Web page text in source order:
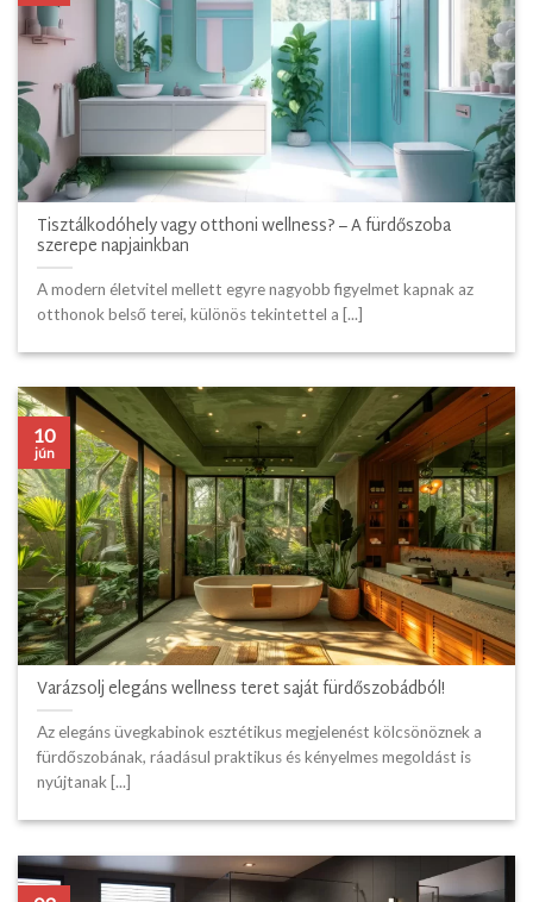
Tisztálkodóhely vagy otthoni wellness? – A fürdőszoba
szerepe napjainkban
A modern életvitel mellett egyre nagyobb figyelmet kapnak az
otthonok belső terei, különös tekintettel a [...]
Varázsolj elegáns wellness teret saját fürdőszobádból!
Az elegáns üvegkabinok esztétikus megjelenést kölcsönöznek a
fürdőszobának, ráadásul praktikus és kényelmes megoldást is
nyújtanak [...]
10
jún